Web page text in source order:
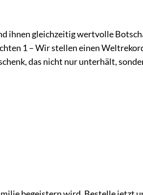
ihnen gleichzeitig wertvolle
1 – Wir stellen einen
das nicht nur unterhält,